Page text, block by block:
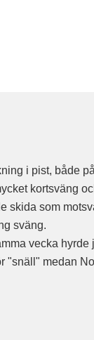
i pist, både
kortsväng
skida som
sväng.
vecka
"snäll" medan